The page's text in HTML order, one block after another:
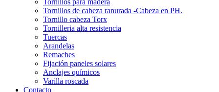
Tornillos de cabeza ranurada -Cabeza en PH.
Tornillo cabeza Torx
Tornilleria alta resistencia
Tuercas
Arandelas
Remaches
Fijación paneles solares
Anclajes químicos
Varilla roscada
Contacto